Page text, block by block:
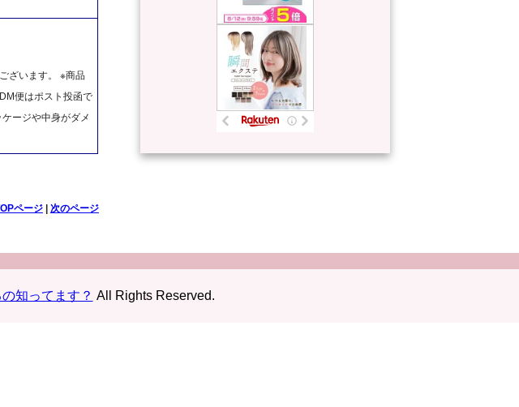
ざいます。 ※商品
便はポスト投函で
ージや中身がダメ
ページ| 次のページ
知ってます？ All Rights Reserved.